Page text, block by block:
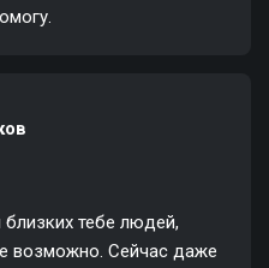
тебе людей,
возможно. Сейчас даже